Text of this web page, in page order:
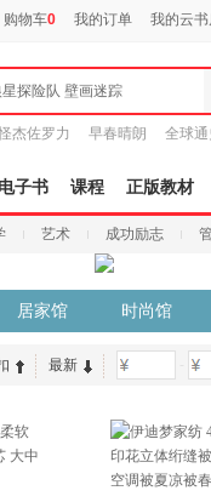
购物车0 我的订单 我的云
星探险队 壁画迷踪
杰佐罗力 早春晴朗 全球通
电子书 课程 正版教材
艺术 成功励志
居家馆 时尚馆
最新